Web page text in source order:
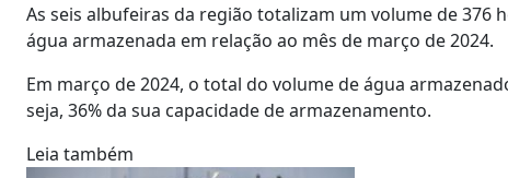
As seis albufeiras da região totalizam um volume de 376
água armazenada em relação ao mês de março de 2024.
Em março de 2024, o total do volume de água
seja, 36% da sua capacidade de armazenamento.
Leia também